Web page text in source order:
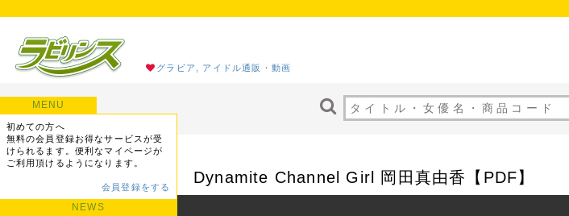
グラビア, アイドル通販・動画
MENU
初めての方へ
無料の会員登録お得なサービスが受
けられるます。便利なマイページが
ご利用頂けるようになります。
会員登録をする
NEWS
Dynamite Channel Girl 岡田真由香【PDF】